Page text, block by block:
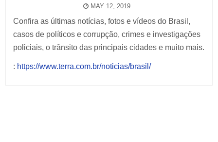
MAY 12, 2019
Confira as últimas notícias, fotos e vídeos do Brasil,
casos de políticos e corrupção, crimes e investigações
policiais, o trânsito das principais cidades e muito mais.
: https://www.terra.com.br/noticias/brasil/